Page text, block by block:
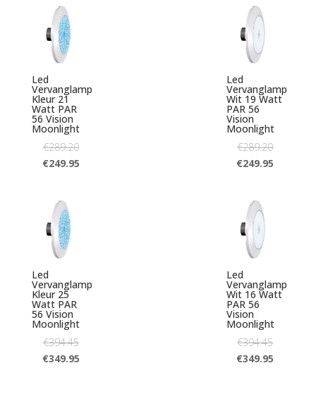
Led
Vervanglamp
Kleur 21
Watt PAR
56 Vision
Moonlight
€289.20
€249.95
Led
Vervanglamp
Wit 19 Watt
PAR 56
Vision
Moonlight
€289.20
€249.95
Led
Vervanglamp
Kleur 25
Watt PAR
56 Vision
Moonlight
€394.45
€349.95
Led
Vervanglamp
Wit 16 Watt
PAR 56
Vision
Moonlight
€394.45
€349.95